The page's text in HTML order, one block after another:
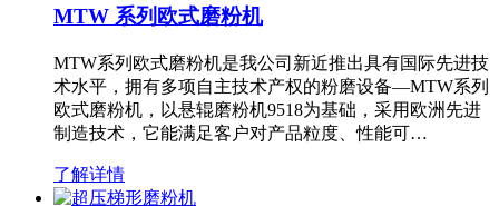
MTW 系列欧式磨粉机
MTW系列欧式磨粉机是我公司新近推出具有国际先进技
术水平，拥有多项自主技术产权的粉磨设备—MTW系列
欧式磨粉机，以悬辊磨粉机9518为基础，采用欧洲先进
制造技术，它能满足客户对产品粒度、性能可…
了解详情